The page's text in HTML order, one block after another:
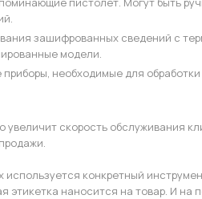
зашифрованных сведений с
модели.
необходимые для
скорость обслуживания
конкретный
наносится на товар. И на